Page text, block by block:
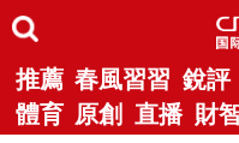
推薦 春風習習 銳評
體育 原創 直播 財